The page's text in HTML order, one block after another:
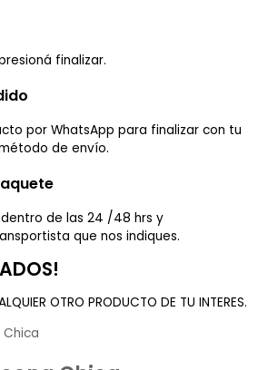
finalizar.
por WhatsApp para finalizar con tu
de envío.
de las 24 /48 hrs y
que nos indiques.
OTRO PRODUCTO DE TU INTERES.